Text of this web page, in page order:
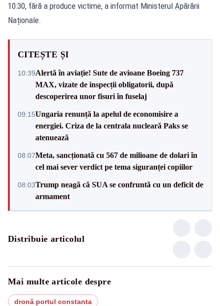
10:30, fără a produce victime, a informat Ministerul Apărării
Naționale.
CITEȘTE ȘI
10:39Alertă în aviație! Sute de avioane Boeing 737
MAX, vizate de inspecții obligatorii, după
descoperirea unor fisuri în fuselaj
09:15Ungaria renunță la apelul de economisire a
energiei. Criza de la centrala nucleară Paks se
atenuează
08:07Meta, sancționată cu 567 de milioane de dolari în
cel mai sever verdict pe tema siguranței copiilor
08:03Trump neagă că SUA se confruntă cu un deficit de
armament
Distribuie articolul
Mai multe articole despre
dronă portul constanta